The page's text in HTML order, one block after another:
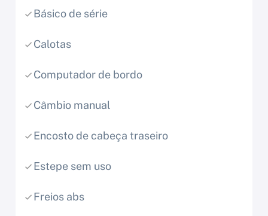
Básico de série
Calotas
Computador de bordo
Câmbio manual
Encosto de cabeça traseiro
Estepe sem uso
Freios abs